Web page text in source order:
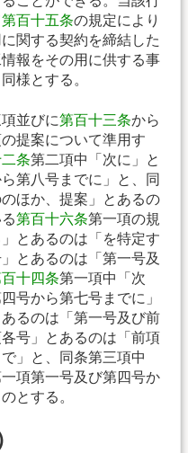
第百十五条の規定により
関する契約を締結した
報をその用に供する事
様とする。
並びに第百十三条から
提案について準用す
条第二項中「次に」と
第八号までに」と、同
ほか、提案」とあるの
第百十六条第一項の規
とあるのは「を特定す
とあるのは「第一号及
十四条第一項中「次
号から第七号までに」
るのは「第一号及び前
号」とあるのは「前項
」と、同条第三項中
項第一号及び第四号か
とする。